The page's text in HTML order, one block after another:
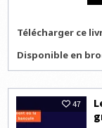
Télécharger ce
Disponible en
47